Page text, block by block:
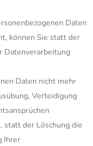
Daten
können Sie statt der
Datenverarbeitung
Daten nicht mehr
Verteidigung
statt der Löschung die
Ihrer